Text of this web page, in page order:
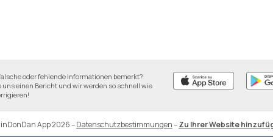
oder fehlende Informationen bemerkt?
uns einen Bericht und wir werden so schnell wie
App 2026–Datenschutzbestimmungen–Zu Ihrer Website